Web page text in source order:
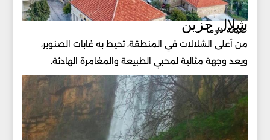
ضيعة دوما
شلال جزين
من أعلى الشلالات في المنطقة، تحيط به غابات الصنوبر،
ويعد وجهة مثالية لمحبي الطبيعة والمغامرة الهادئة.